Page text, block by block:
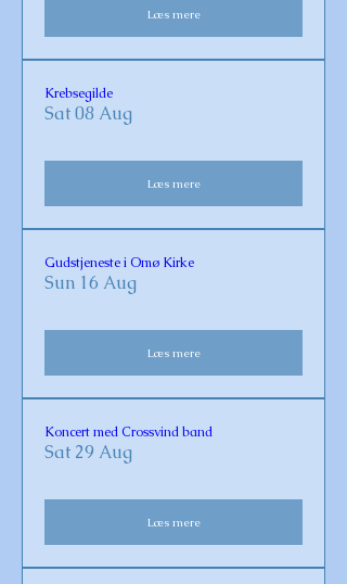
Læs mere
Krebsegilde
Sat 08 Aug
Læs mere
Gudstjeneste i Omø Kirke
Sun 16 Aug
Læs mere
Koncert med Crossvind band
Sat 29 Aug
Læs mere